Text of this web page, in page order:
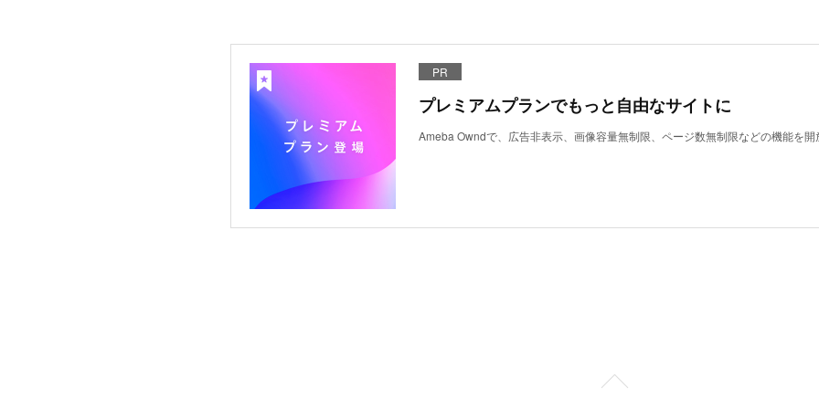
PR
プレミアムプランでもっと自由なサイトに
Ameba Owndで、広告非表示、画像容量無制限、ページ数無制限などの機能を開